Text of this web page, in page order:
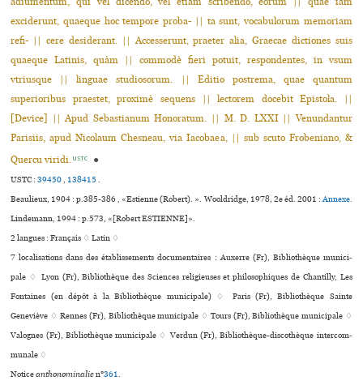
exciderunt, quaeque hoc tempore proba- || ta sunt, vocabulorum memoriam
refi- || cere desiderant. || Accesserunt, praeter alia, Graecae dictiones suis
quaeque Latinis, quàm || commodè fieri potuit, respondentes, in vsum
vtriusque || linguae studiosorum. || Editio postrema, quae quantum
superioribus praestet, proximè sequens || lectorem docebit Epistola. ||
[Device] || Apud Sebastianum Honoratum. || M. D. LXXI || Venundantur
Parisiis, apud Nicolaum Chesneau, via Iacobaea, || sub scuto Frobeniano, &
Quercu viridi. USTC ●
USTC :39450, 138415.
Beaulieux, 1904 : p.385-386 , «Estienne (Robert). ». Wooldridge, 1978, 2e éd. 2001 :Annexe.
Lindemann, 1994 : p.573, «[Robert ESTIENNE]».
2 langues :Français ♢Latin ♢
7 localisations dans des établissements documentaires : Auxerre (Fr), Bibliothèque muni­ci­
pale ♢ Lyon (Fr), Bibliothèque des Sciences reli­gieu­ses et phi­lo­so­phi­ques de Chantilly, Les
Fontaines (en dépôt à la Bibliothèque muni­ci­pale) ♢ Paris (Fr), Bibliothèque Sainte
Geneviève ♢ Rennes (Fr), Bibliothèque muni­ci­pale ♢ Tours (Fr), Bibliothèque muni­ci­pale ♢
Valognes (Fr), Bibliothèque muni­ci­pale ♢ Verdun (Fr), Bibliothèque-dis­co­thè­que inter­com­
mu­nale ♢
Noticeanthonominalien°361.